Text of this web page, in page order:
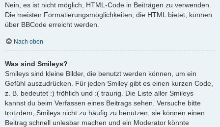
Nein, es ist nicht möglich, HTML-Code in Beiträgen zu verwenden.
Die meisten Formatierungsmöglichkeiten, die HTML bietet, können
über BBCode erreicht werden.
Nach oben
Was sind Smileys?
Smileys sind kleine Bilder, die benutzt werden können, um ein
Gefühl auszudrücken. Für jeden Smiley gibt es einen kurzen Code,
z. B. bedeutet :) fröhlich und :( traurig. Die Liste aller Smileys
kannst du beim Verfassen eines Beitrags sehen. Versuche bitte
trotzdem, Smileys nicht zu häufig zu benutzen, sie können einen
Beitrag schnell unlesbar machen und ein Moderator könnte